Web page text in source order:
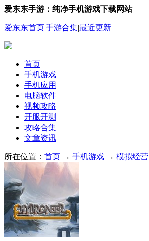
爱东东手游：纯净手机游戏下载网站
爱东东首页|手游合集|最近更新
首页
手机游戏
手机应用
电脑软件
视频攻略
开服开测
攻略合集
文章资讯
所在位置： 首页 → 手机游戏 → 模拟经营